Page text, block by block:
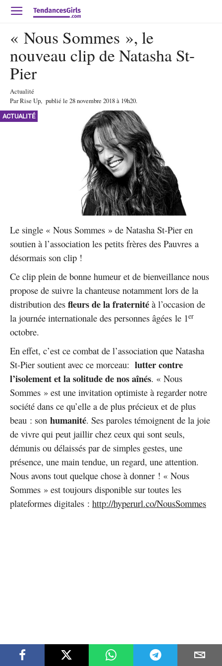
« Nous Sommes », le
nouveau clip de Natasha St-
Pier
Actualité
ParRise Up, publié le 28 novembre 2018à 19h20.
ACTUALITÉ
Le single « Nous Sommes » de Natasha St-Pier en
soutien à l’association les petits frères des Pauvres a
désormais son clip !
Ce clip plein de bonne humeur et de bienveillance nous
propose de suivre la chanteuse notamment lors de la
distribution des fleurs de la fraternité à l’occasion de
la journée internationale des personnes âgées le 1er
octobre.
En effet, c’est ce combat de l’association que Natasha
St-Pier soutient avec ce morceau: lutter contre
l’isolement et la solitude de nos aînés. « Nous
Sommes » est une invitation optimiste à regarder notre
société dans ce qu’elle a de plus précieux et de plus
beau : son humanité. Ses paroles témoignent de la joie
de vivre qui peut jaillir chez ceux qui sont seuls,
démunis ou délaissés par de simples gestes, une
présence, une main tendue, un regard, une attention.
Nous avons tout quelque chose à donner ! « Nous
Sommes » est toujours disponible sur toutes les
plateformes digitales : http://hyperurl.co/NousSommes